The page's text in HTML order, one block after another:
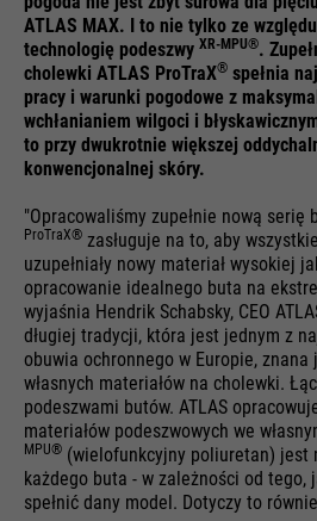
Nazwa
PHPSESSID
Dostawca
Ende der
Żywotność
Czas trwania
Cel
PHP (dotyczy
Nazwa
be_typo_user
Dostawca
TYPO3
Żywotność
Czas trwania
Nazwa
__utmb
Dostawca
Google
Cel
Służy do
i wizyt. Jest
każdym
wysyłane do
Nazwa
__utmc
Dostawca
Google
Nazwa
NID
Dostawca
Google Maps
Żywotność
6 miesięcy
Cel
Służy do
Google. Pliki
uwzględniane
wysyłanych
do witryn
unikalny
Google używa
informacji, np.
itp.
Informacje o ciasteczkach
Externe Inhalte
ATLAS MAX. I to nie tylko ze
technologię podeszwy XR-MPU®.
cholewki ATLAS ProTraX® spełnia
pracy i warunki pogodowe z
wchłanianiem wilgoci i
to przy dwukrotnie większej
konwencjonalnej skóry.
"Opracowaliśmy zupełnie nową serię
ProTraX® zasługuje na to, aby
uzupełniały nowy materiał wysokiej
opracowanie idealnego buta na
wyjaśnia Hendrik Schabsky, CEO
długiej tradycji, która jest jednym z
obuwia ochronnego w Europie,
własnych materiałów na cholewki.
podeszwami butów. ATLAS
materiałów podeszwowych we
MPU® (wielofunkcyjny poliuretan) jest
każdego buta - w zależności od tego,
spełnić dany model. Dotyczy to